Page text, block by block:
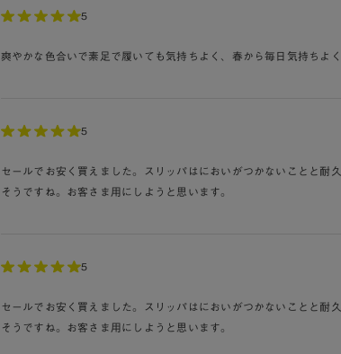
5
爽やかな色合いで素足で履いても気持ちよく、春から毎日気持ちよく
5
セールでお安く買えました。スリッパはにおいがつかないことと耐
そうですね。お客さま用にしようと思います。
5
セールでお安く買えました。スリッパはにおいがつかないことと耐
そうですね。お客さま用にしようと思います。